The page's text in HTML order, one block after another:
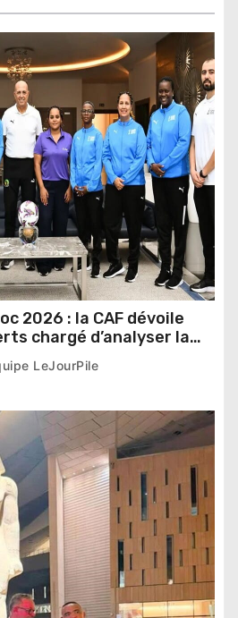
2026 : la CAF dévoile
chargé d’analyser la
LeJourPile